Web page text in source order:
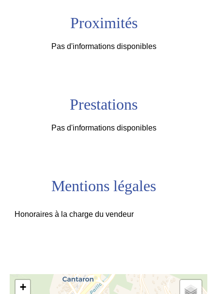
Proximités
Pas d'informations disponibles
Prestations
Pas d'informations disponibles
Mentions légales
Honoraires à la charge du vendeur
+